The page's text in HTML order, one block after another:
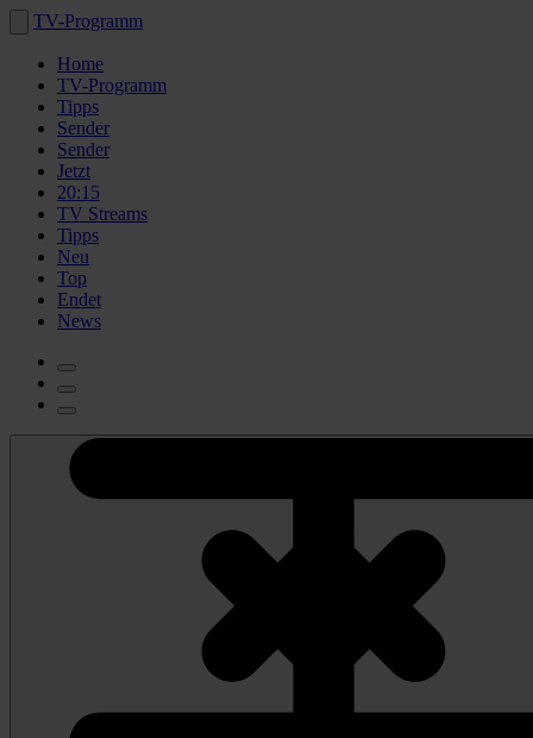
TV-Programm
Home
TV-Programm
Tipps
Sender
Sender
Jetzt
20:15
TV Streams
Tipps
Neu
Top
Endet
News